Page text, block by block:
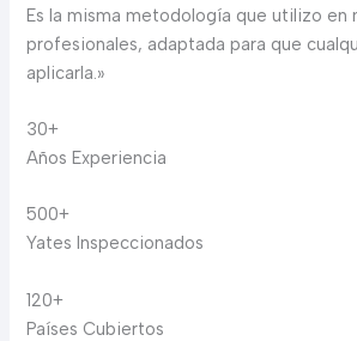
Es la misma metodología que utilizo en
profesionales, adaptada para que
aplicarla.»
30+
Años Experiencia
500+
Yates Inspeccionados
120+
Países Cubiertos